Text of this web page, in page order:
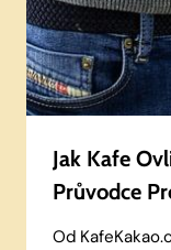
Jak Kafe
Průvodce
Od